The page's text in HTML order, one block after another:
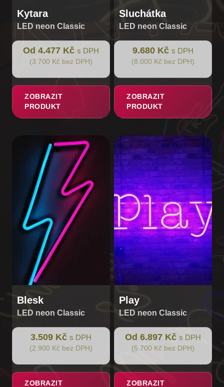
Kytara
LED neon Classic
Od 4.477 Kč s DPH
(3.700 Kč bez DPH)
ZOBRAZIT
PRODUKT
Sluchátka
LED neon Classic
9.680 Kč s DPH
(8.000 Kč bez DPH)
ZOBRAZIT
PRODUKT
Blesk
LED neon Classic
3.509 Kč s DPH
(2.900 Kč bez DPH)
ZOBRAZIT
Play
LED neon Classic
Od 6.897 Kč s DPH
(5.700 Kč bez DPH)
ZOBRAZIT
Tento
produkt
má
více
variant.
Možnosti
lze
vybrat
na
stránce
produktu